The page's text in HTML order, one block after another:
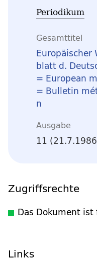
Periodikum
Gesamttitel
blatt d.
= European
= Bulletin
n
Ausgabe
11
Zugriffsrechte
Das Dokument
Links